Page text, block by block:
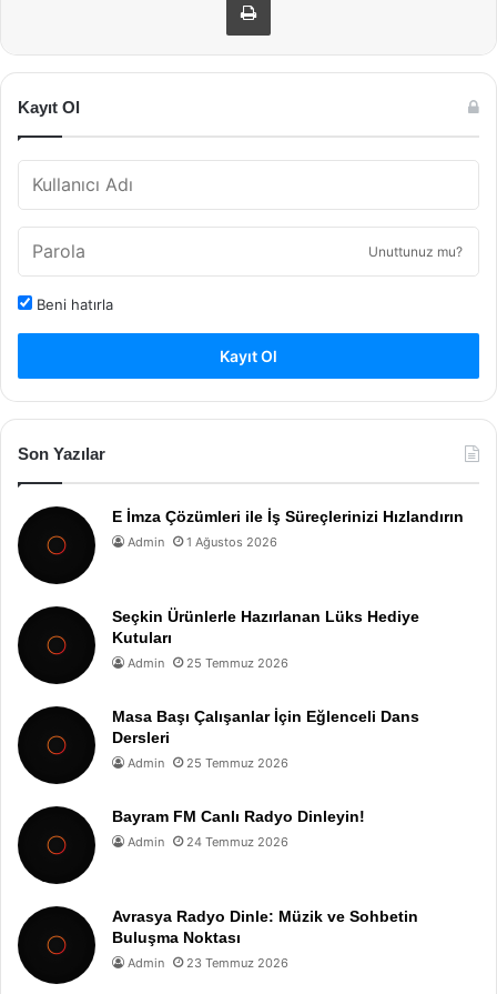
Kayıt Ol
Unuttunuz mu?
Beni hatırla
Kayıt Ol
Son Yazılar
E İmza Çözümleri ile İş Süreçlerinizi Hızlandırın
Admin 1 Ağustos 2026
Seçkin Ürünlerle Hazırlanan Lüks Hediye
Kutuları
Admin 25 Temmuz 2026
Masa Başı Çalışanlar İçin Eğlenceli Dans
Dersleri
Admin 25 Temmuz 2026
Bayram FM Canlı Radyo Dinleyin!
Admin 24 Temmuz 2026
Avrasya Radyo Dinle: Müzik ve Sohbetin
Buluşma Noktası
Admin 23 Temmuz 2026